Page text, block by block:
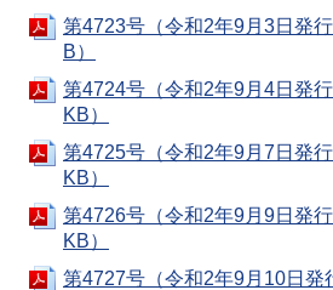
第4723号（令和2年9月3日発
B）
第4724号（令和2年9月4日発
KB）
第4725号（令和2年9月7日発
KB）
第4726号（令和2年9月9日発
KB）
第4727号（令和2年9月10日発